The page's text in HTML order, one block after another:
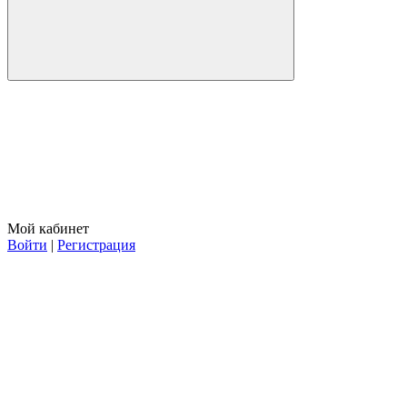
Мой кабинет
Войти | Регистрация